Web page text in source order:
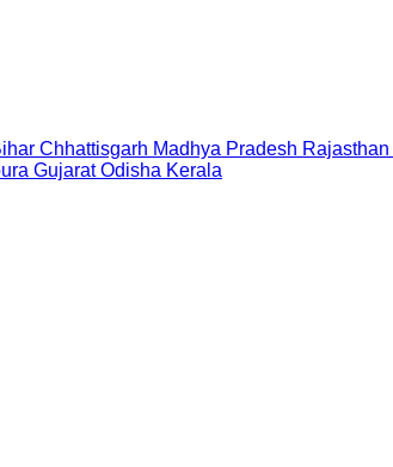
Chhattisgarh Madhya Pradesh Rajasthan
Gujarat Odisha Kerala